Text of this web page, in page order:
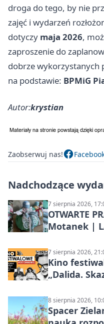
droga do tego, by nie
zajęć i wydarzeń
dotyczy maja 2026,
zaproszenie do
dobrze wykorzystanych
na podstawie: BPMiG
Autor:krystian
Zaobserwuj nas!
Nadchodzące
7 sierpnia 2026,
OTWARTE
Motanek |
7 sierpnia 2026,
Kino
„Dalida.
8 sierpnia 2026,
Spacer